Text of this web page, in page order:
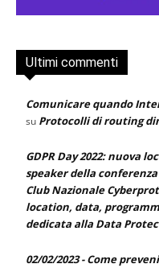
Ultimi commenti
Comunicare quando
su Protocolli di routing
GDPR Day 2022: nuova
speaker della
Club Nazionale
location, data,
dedicata alla Data
02/02/2023 - Come